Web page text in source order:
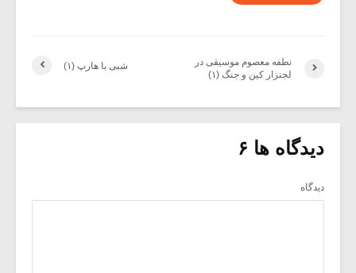
شبی با هارپ (۱)
نطفه معصوم موسیقی در
لجنزار کین و جنگ (۱)
دیدگاه ها ۶
دیدگاه